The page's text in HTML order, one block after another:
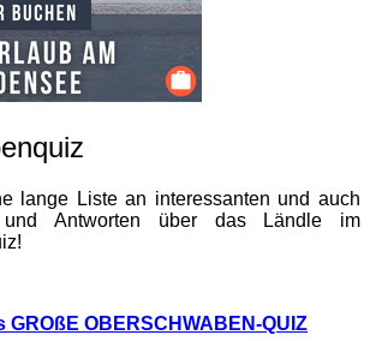
lange Liste an interessanten und auch
und Antworten über das Ländle im
GROßE OBERSCHWABEN-QUIZ